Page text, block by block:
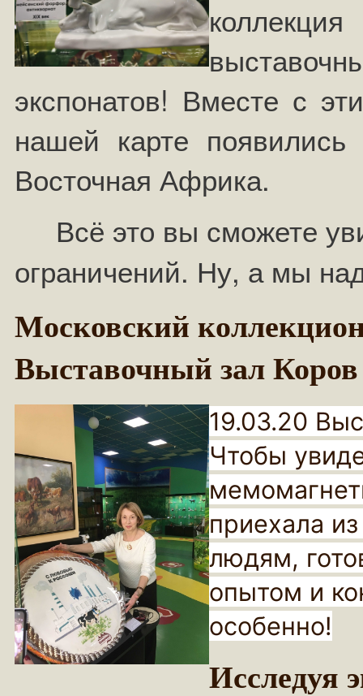
экспонатов! Вместе с
нашей карте
Восточная Африка.
Всё это вы сможете
ограничений. Ну, а мы
Московский
Выставочный зал Коров
19.03.20
Чтобы
приехала
людям,
опытом и
особенно!
Исследуя